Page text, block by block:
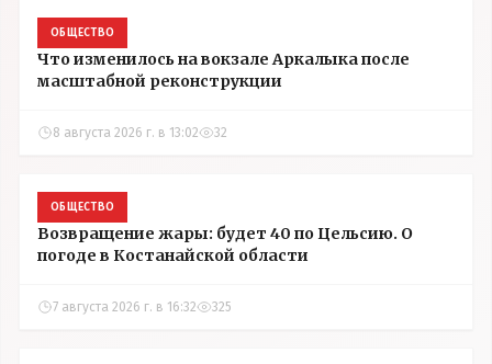
ОБЩЕСТВО
Что изменилось на вокзале Аркалыка после
масштабной реконструкции
8 августа 2026 г. в 13:02 32
ОБЩЕСТВО
Возвращение жары: будет 40 по Цельсию. О
погоде в Костанайской области
7 августа 2026 г. в 16:32 325